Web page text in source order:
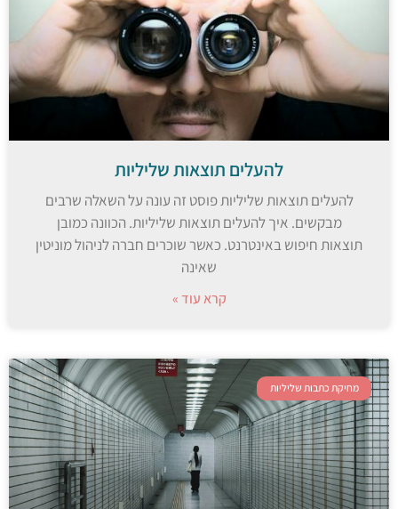
להעלים תוצאות שליליות
להעלים תוצאות שליליות פוסט זה עונה על השאלה שרבים
מבקשים. איך להעלים תוצאות שליליות. הכוונה כמובן
תוצאות חיפוש באינטרנט. כאשר שוכרים חברה לניהול מוניטין
שאינה
קרא עוד »
מחיקת כתבות שליליות